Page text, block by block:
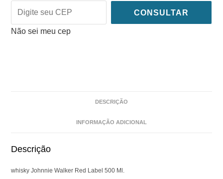
CONSULTAR
Não sei meu cep
DESCRIÇÃO
INFORMAÇÃO ADICIONAL
Descrição
whisky Johnnie Walker Red Label 500 Ml.